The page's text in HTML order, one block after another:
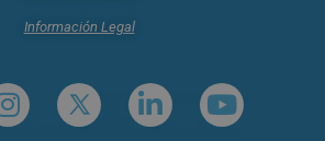
Información Legal